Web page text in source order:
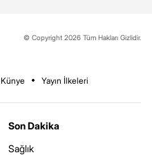
© Copyright 2026 Tüm Hakları Gizlidir.
Künye Yayın İlkeleri
Son Dakika
Sağlık